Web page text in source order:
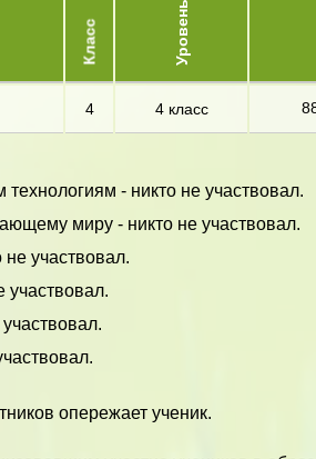
Класс Уровень
4 4 класс
- никто не участвовал.
миру - никто не участвовал.
не участвовал.
участвовал.
опережает ученик.